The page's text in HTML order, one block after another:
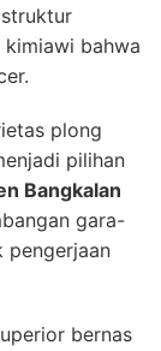
kimiawi bahwa
plong
pilihan
Bangkalan
gara-
pengerjaan
bernas